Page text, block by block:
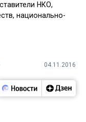
НКО,
национально-
04.11.2016